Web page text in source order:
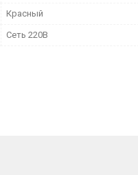
Красный
Сеть 220В